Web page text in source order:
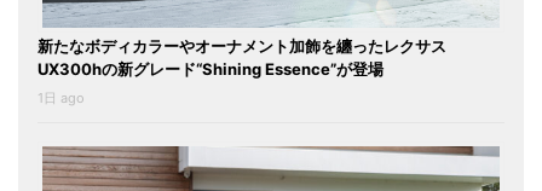
新たなボディカラーやオーナメント加飾を纏ったレクサス
UX300hの新グレード“Shining Essence”が登場
1日 ago